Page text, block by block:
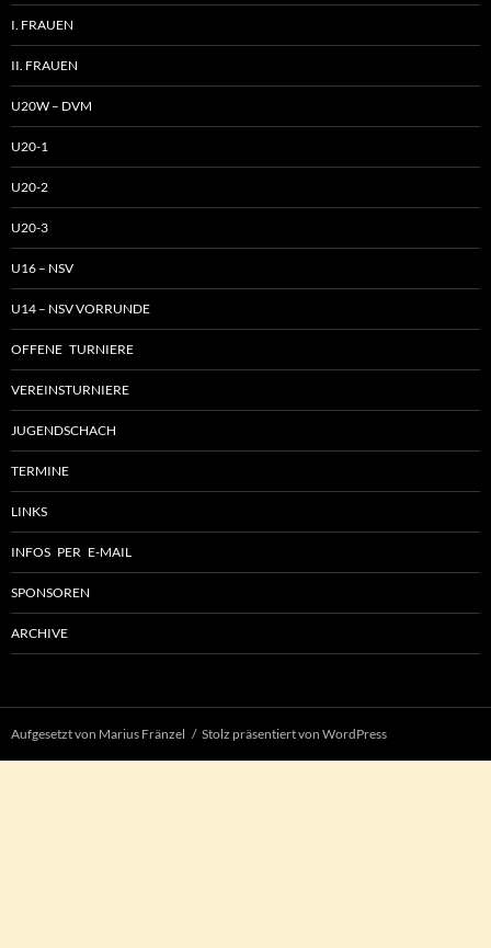
I. FRAUEN
II. FRAUEN
U20W – DVM
U20-1
U20-2
U20-3
U16 – NSV
U14 – NSV VORRUNDE
OFFENE TURNIERE
VEREINSTURNIERE
JUGENDSCHACH
TERMINE
LINKS
INFOS PER E-MAIL
SPONSOREN
ARCHIVE
Aufgesetzt von Marius Fränzel Stolz präsentiert von WordPress